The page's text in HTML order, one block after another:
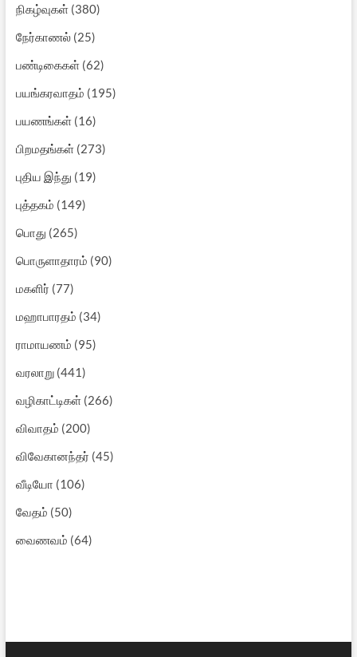
நிகழ்வுகள்(380)
நேர்காணல்(25)
பண்டிகைகள்(62)
பயங்கரவாதம் (195)
பயணங்கள்(16)
பிறமதங்கள்(273)
புதிய இந்து (19)
புத்தகம் (149)
பொது (265)
பொருளாதாரம் (90)
மகளிர் (77)
மஹாபாரதம் (34)
ராமாயணம் (95)
வரலாறு(441)
வழிகாட்டிகள்(266)
விவாதம் (200)
விவேகானந்தர் (45)
வீடியோ (106)
வேதம் (50)
வைணவம் (64)